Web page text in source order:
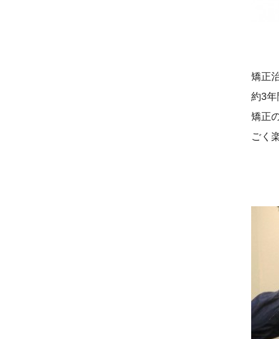
矯正
約3年
矯正
ごく